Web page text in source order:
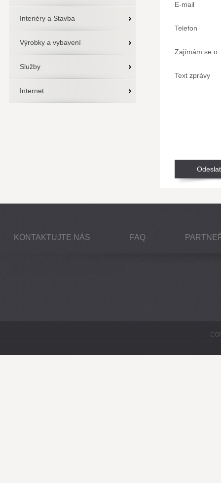
Interiéry a Stavba
Výrobky a vybavení
Služby
Internet
E-mail
Telefon
Zajímám se o
Text zprávy
KONTAKTUJTE NÁS FAQ